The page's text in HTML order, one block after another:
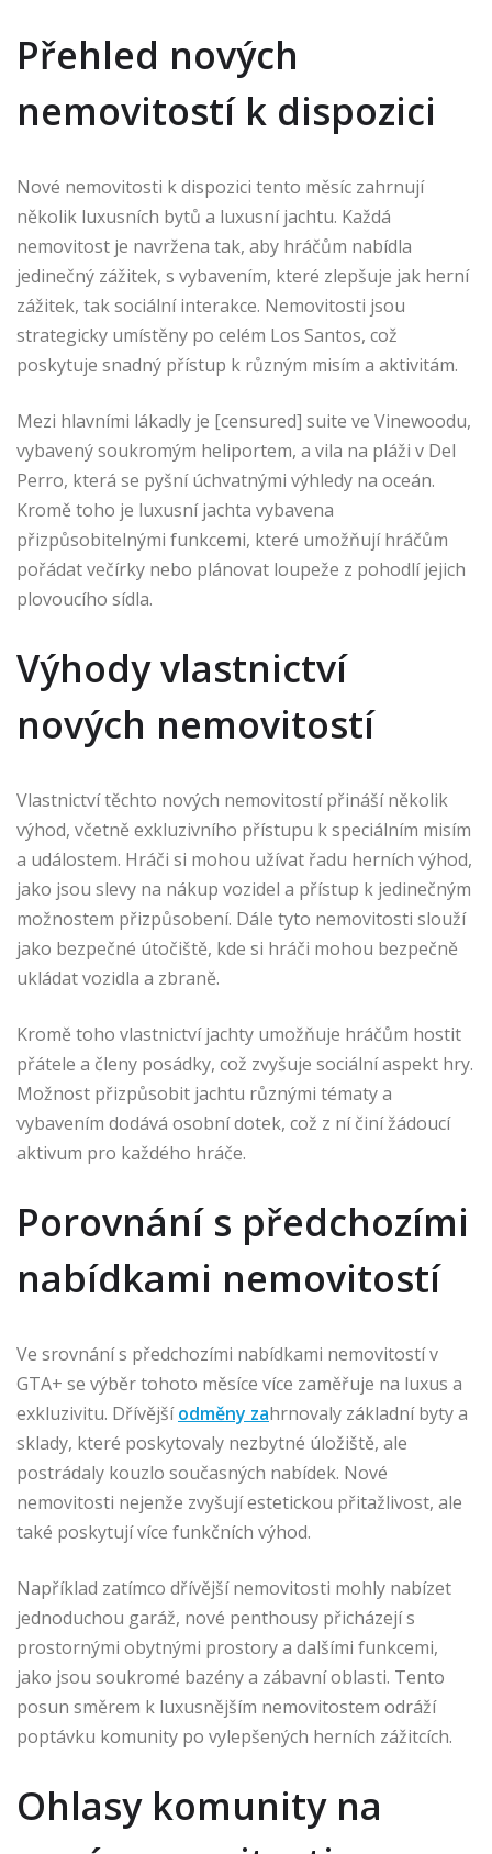
Přehled nových
nemovitostí k dispozici
Nové nemovitosti k dispozici tento měsíc zahrnují
několik luxusních bytů a luxusní jachtu. Každá
nemovitost je navržena tak, aby hráčům nabídla
jedinečný zážitek, s vybavením, které zlepšuje jak herní
zážitek, tak sociální interakce. Nemovitosti jsou
strategicky umístěny po celém Los Santos, což
poskytuje snadný přístup k různým misím a aktivitám.
Mezi hlavními lákadly je [censured] suite ve Vinewoodu,
vybavený soukromým heliportem, a vila na pláži v Del
Perro, která se pyšní úchvatnými výhledy na oceán.
Kromě toho je luxusní jachta vybavena
přizpůsobitelnými funkcemi, které umožňují hráčům
pořádat večírky nebo plánovat loupeže z pohodlí jejich
plovoucího sídla.
Výhody vlastnictví
nových nemovitostí
Vlastnictví těchto nových nemovitostí přináší několik
výhod, včetně exkluzivního přístupu k speciálním misím
a událostem. Hráči si mohou užívat řadu herních výhod,
jako jsou slevy na nákup vozidel a přístup k jedinečným
možnostem přizpůsobení. Dále tyto nemovitosti slouží
jako bezpečné útočiště, kde si hráči mohou bezpečně
ukládat vozidla a zbraně.
Kromě toho vlastnictví jachty umožňuje hráčům hostit
přátele a členy posádky, což zvyšuje sociální aspekt hry.
Možnost přizpůsobit jachtu různými tématy a
vybavením dodává osobní dotek, což z ní činí žádoucí
aktivum pro každého hráče.
Porovnání s předchozími
nabídkami nemovitostí
Ve srovnání s předchozími nabídkami nemovitostí v
GTA+ se výběr tohoto měsíce více zaměřuje na luxus a
exkluzivitu. Dřívějšíodměny zahrnovaly základní byty a
sklady, které poskytovaly nezbytné úložiště, ale
postrádaly kouzlo současných nabídek. Nové
nemovitosti nejenže zvyšují estetickou přitažlivost, ale
také poskytují více funkčních výhod.
Například zatímco dřívější nemovitosti mohly nabízet
jednoduchou garáž, nové penthousy přicházejí s
prostornými obytnými prostory a dalšími funkcemi,
jako jsou soukromé bazény a zábavní oblasti. Tento
posun směrem k luxusnějším nemovitostem odráží
poptávku komunity po vylepšených herních zážitcích.
Ohlasy komunity na